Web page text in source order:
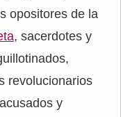
opositores de la
, sacerdotes y
revolucionarios
y